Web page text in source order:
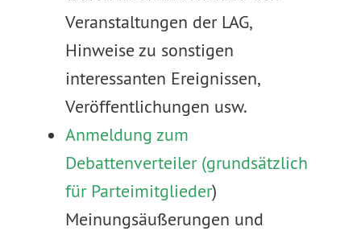
Veranstaltungen der LAG,
Hinweise zu sonstigen
interessanten Ereignissen,
Veröffentlichungen usw.
Anmeldung zum
Debattenverteiler (grundsätzlich
für Parteimitglieder)
Meinungsäußerungen und